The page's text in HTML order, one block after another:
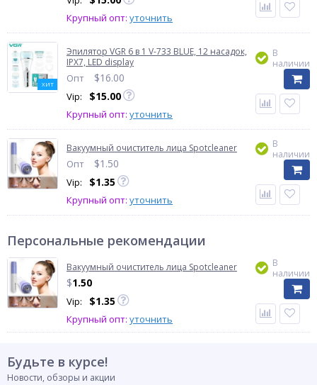
Крупный опт: уточнить
ХИТ
Эпилятор VGR 6 в 1 V-733 BLUE, 12 насадок,
IPX7, LED display
Опт $16.00
Vip: $15.00
Крупный опт: уточнить
В
наличии
Вакуумный очиститель лица Spotcleaner
Опт $1.50
Vip: $1.35
Крупный опт: уточнить
В
наличии
Персональные рекомендации
Вакуумный очиститель лица Spotcleaner
$1.50
Vip: $1.35
Крупный опт: уточнить
В
наличии
Будьте в курсе!
Новости, обзоры и акции